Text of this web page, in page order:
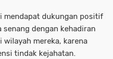
mendapat dukungan positif
dengan kehadiran
mereka, karena
tindak kejahatan.